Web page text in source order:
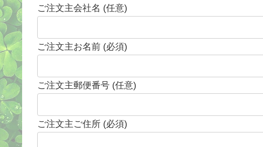
ご注文主会社名 (任意)
ご注文主お名前 (必須)
ご注文主郵便番号 (任意)
ご注文主ご住所 (必須)